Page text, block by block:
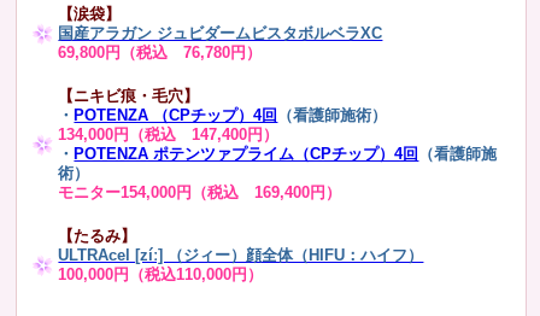
【涙袋】
国産アラガン ジュビダームビスタボルベラXC
69,800円（税込 76,780円）
【ニキビ痕・毛穴】
・ POTENZA （CPチップ）4回
（看護師施術）
134,000円（税込 147,400円）
・ POTENZA ポテンツァプライム（CPチップ）4回
（看護師施
術）
モニター154,000円（税込 169,400円）
【たるみ】
ULTRAcel [zíː] （ジィー）顔全体（HIFU：ハイフ）
100,000円（税込110,000円）